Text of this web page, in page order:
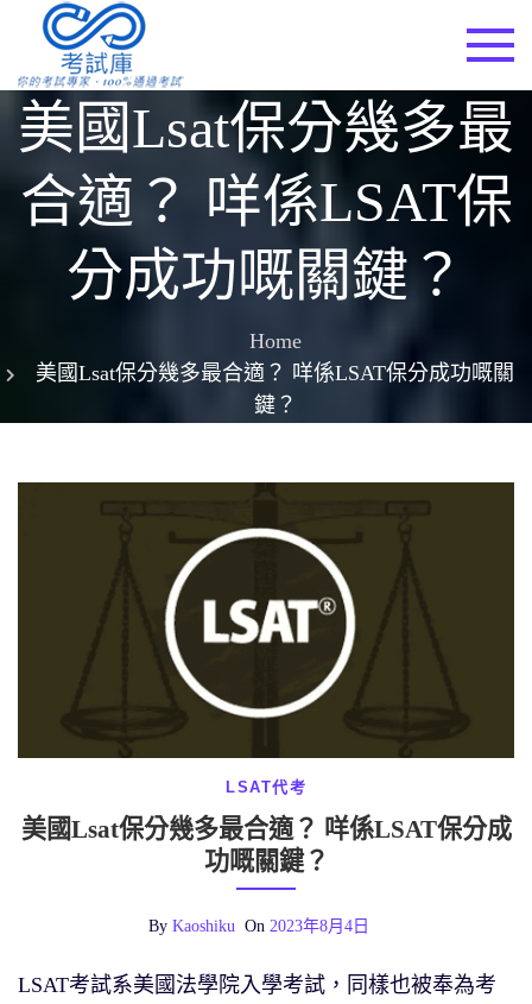
content
美國Lsat保分幾多最
合適？ 咩係LSAT保
分成功嘅關鍵？
Home
美國Lsat保分幾多最合適？ 咩係LSAT保分成功嘅關
鍵？
LSAT代考
美國Lsat保分幾多最合適？ 咩係LSAT保分成
功嘅關鍵？
By Kaoshiku On 2023年8月4日
LSAT考試系美國法學院入學考試，同樣也被奉為考